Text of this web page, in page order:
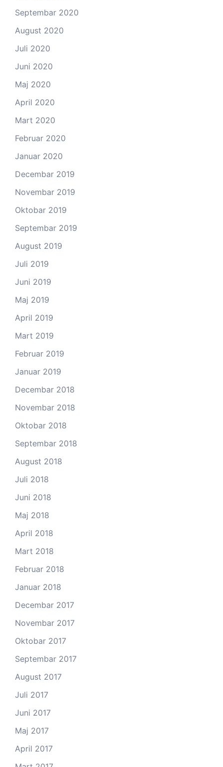
Septembar 2020
August 2020
Juli 2020
Juni 2020
Maj 2020
April 2020
Mart 2020
Februar 2020
Januar 2020
Decembar 2019
Novembar 2019
Oktobar 2019
Septembar 2019
August 2019
Juli 2019
Juni 2019
Maj 2019
April 2019
Mart 2019
Februar 2019
Januar 2019
Decembar 2018
Novembar 2018
Oktobar 2018
Septembar 2018
August 2018
Juli 2018
Juni 2018
Maj 2018
April 2018
Mart 2018
Februar 2018
Januar 2018
Decembar 2017
Novembar 2017
Oktobar 2017
Septembar 2017
August 2017
Juli 2017
Juni 2017
Maj 2017
April 2017